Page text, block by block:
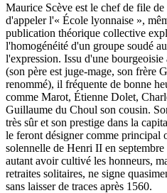
Maurice Scève est le chef de file
d'appeler l'« École lyonnaise »,
publication théorique collective
l'homogénéité d'un groupe soudé
l'expression. Issu d'une
(son père est juge-mage, son frère
renommé), il fréquente de bonne
comme Marot, Étienne Dolet,
Guillaume du Choul son cousin.
très sûr et son prestige dans la
le feront désigner comme principal
solennelle de Henri II en
autant avoir cultivé les honneurs,
retraites solitaires, ne signe
sans laisser de traces après 1560.